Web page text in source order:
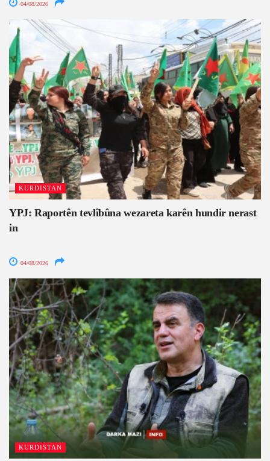
04/08/2026
KURDISTAN
YPJ: Raportên tevlîbûna wezareta karên hundir nerast
in
04/08/2026
KURDISTAN